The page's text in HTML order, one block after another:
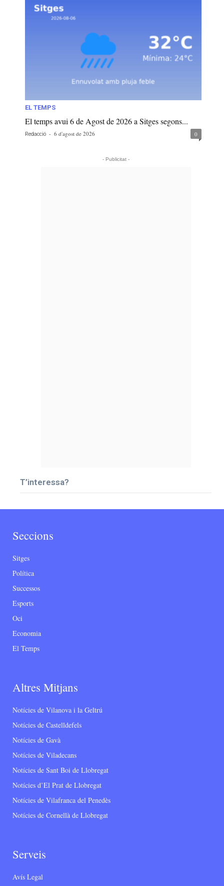
EL TEMPS
El temps avui 6 de Agost de 2026 a Sitges segons...
Redacció - 6 d'agost de 2026 0
- Publicitat -
T’interessa?
Seccions
Sitges
Política
Successos
Esports
Oci
Economia
El Temps
Altres Mitjans
Notícies de Vilanova i la Geltrú
Notícies de Castelldefels
Notícies de Gavà
Notícies de Viladecans
Notícies de Sant Boi de Llobregat
Notícies d’El Prat de Llobregat
Notícies de Vilafranca del Penedès
Notícies de Cornellà de Llobregat
Serveis
Avís Legal